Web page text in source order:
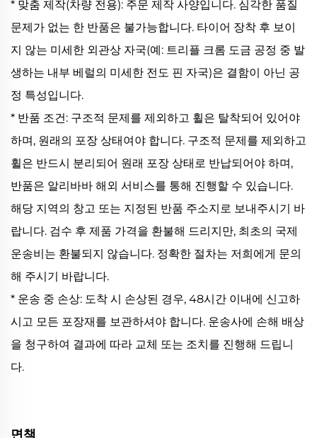
* 맞춤 제작(차량 전용): 주문 제작 사양입니다. 심각한 품질
문제가 없는 한 반품은 불가능합니다. 타이어 장착 후 보이
지 않는 미세한 외관상 자국(예: 트리플 크롬 도금 공정 중 발
생하는 내부 베럴의 미세한 전도 핀 자국)은 결함이 아닌 공
정 특성입니다.
* 반품 조건: 구조적 문제를 제외하고 휠은 탈착되어 있어야
하며, 원래의 포장 상태여야 합니다. 구조적 문제를 제외하고
휠은 반드시 분리되어 원래 포장 상태로 반납되어야 하며,
반품은 알리바바 해외 서비스를 통해 진행할 수 있습니다.
해당 지역의 창고 또는 지정된 반품 주소지로 보내주시기 바
랍니다. 검수 후 제품 가격을 환불해 드리지만, 최초의 국제
운송비는 환불되지 않습니다. 정확한 절차는 저희에게 문의
해 주시기 바랍니다.
* 운송 중 손상: 도착 시 손상된 경우, 48시간 이내에 신고하
시고 모든 포장재를 보관하셔야 합니다. 운송사에 손해 배상
을 청구하여 결과에 따라 교체 또는 조치를 진행해 드립니
다.
면책